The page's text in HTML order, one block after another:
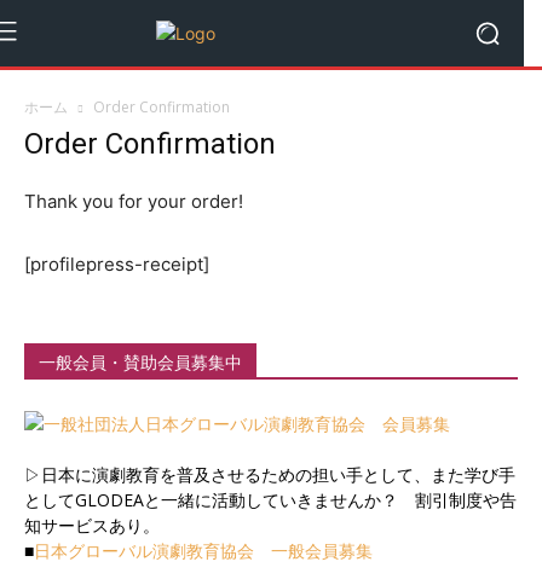
ホーム Order Confirmation
Order Confirmation
Thank you for your order!
[profilepress-receipt]
一般会員・賛助会員募集中
▷日本に演劇教育を普及させるための担い手として、また学び手
としてGLODEAと一緒に活動していきませんか？ 割引制度や告
知サービスあり。
■日本グローバル演劇教育協会 一般会員募集